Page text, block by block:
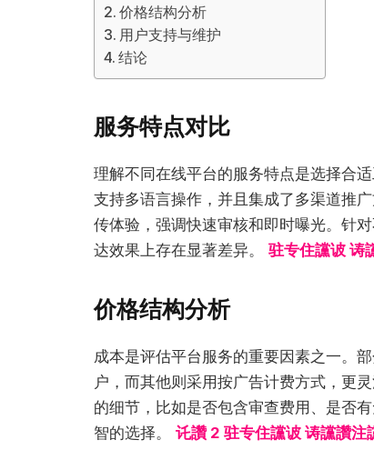
价格结构分析
用户支持与维护
结论
服务特点对比
理解不同在线平台的服务特点是选择合
支持多语言操作，并且集成了多渠道推
传体验，强调快速审核和即时曝光。针
达效果上存在显著差异。 驻专住讜诐 诪
价格结构分析
成本是评估平台服务的重要因素之一。
户，而其他则采用按广告计费方式，更
的细节，比如是否包含审查费用、是否
智的选择。 讬讚 2 驻专住讜诐 诪讜讚注